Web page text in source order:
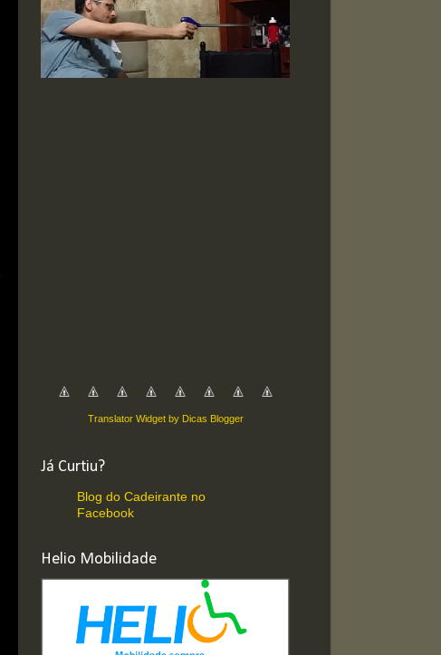
Translator Widget by Dicas Blogger
Já Curtiu?
Blog do Cadeirante no
Facebook
Helio Mobilidade